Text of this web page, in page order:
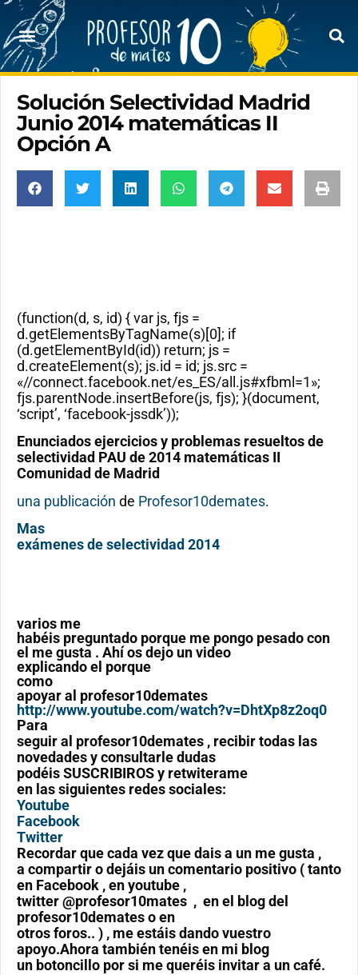
Solución Selectividad Madrid
Junio 2014 matemáticas II
Opción A
(function(d, s, id) { var js, fjs =
d.getElementsByTagName(s)[0]; if
(d.getElementById(id)) return; js =
d.createElement(s); js.id = id; js.src =
«//connect.facebook.net/es_ES/all.js#xfbml=1»;
fjs.parentNode.insertBefore(js, fjs); }(document,
‘script’, ‘facebook-jssdk’));
Enunciados ejercicios y problemas resueltos de
selectividad PAU de 2014 matemáticas II
Comunidad de Madrid
una publicación de Profesor10demates.
Mas
exámenes de selectividad 2014
varios me
habéis preguntado porque me pongo pesado con
el me gusta . Ahí os dejo un video
explicando el porque
como
apoyar al profesor10demates
http://www.youtube.com/watch?v=DhtXp8z2oq0
Para
seguir al profesor10demates , recibir todas las
novedades y consultarle dudas
podéis SUSCRIBIROS y retwiterame
en las siguientes redes sociales:
Youtube
Facebook
Twitter
Recordar que cada vez que dais a un me gusta ,
a compartir o dejáis un comentario positivo ( tanto
en Facebook , en youtube ,
twitter @profesor10mates , en el blog del
profesor10demates o en
otros foros.. ) , me estáis dando vuestro
apoyo.Ahora también tenéis en mi blog
un botoncillo por si me queréis invitar a un café.